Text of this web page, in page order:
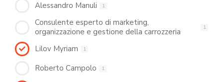
Alessandro Manuli 1
Consulente esperto di marketing,
organizzazione e gestione della carrozzeria
1
Lilov Myriam 1
Roberto Campolo 1